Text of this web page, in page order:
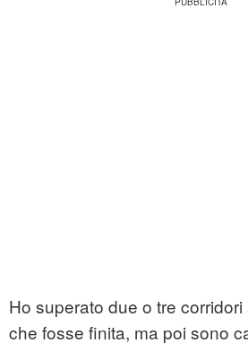
Ho superato due o tre
che fosse finita, ma poi sono